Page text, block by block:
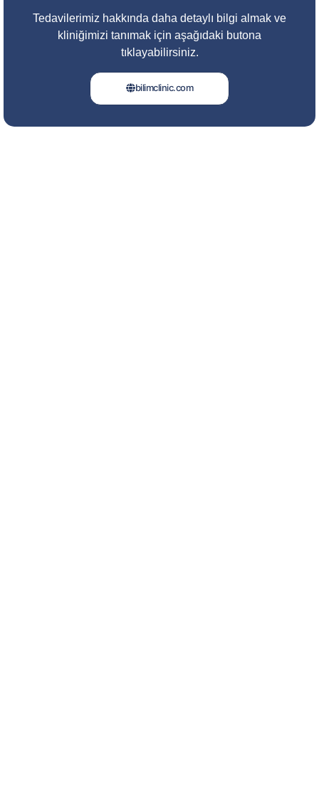
Tedavilerimiz hakkında daha detaylı bilgi almak ve
kliniğimizi tanımak için aşağıdaki butona
tıklayabilirsiniz.
bilimclinic.com